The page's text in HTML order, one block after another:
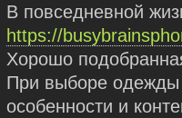
В повседневной
https://
Хорошо
При выборе одежды
особенности и